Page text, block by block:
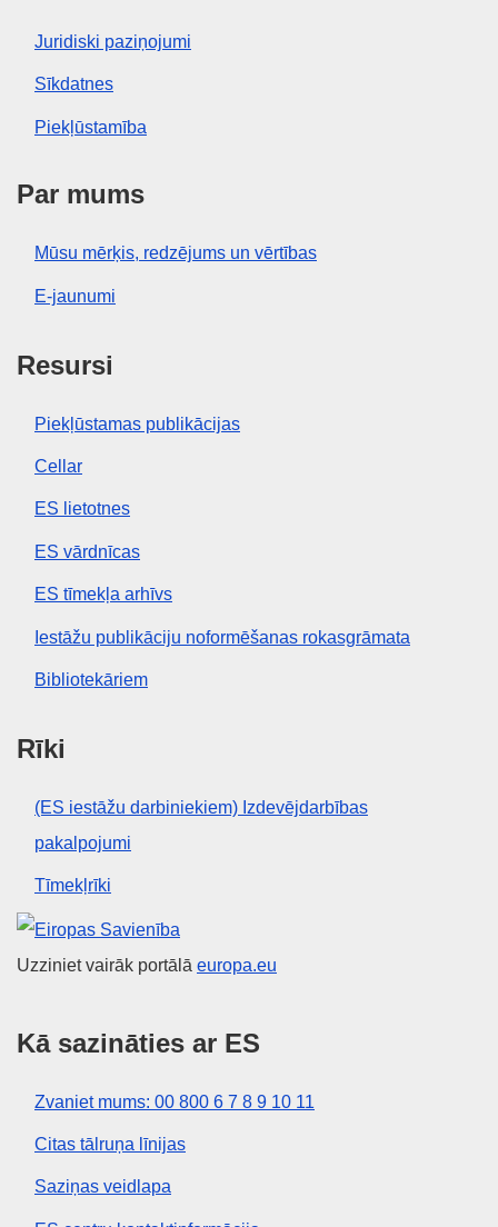
Juridiski paziņojumi
Sīkdatnes
Piekļūstamība
Par mums
Mūsu mērķis, redzējums un vērtības
E-jaunumi
Resursi
Piekļūstamas publikācijas
Cellar
ES lietotnes
ES vārdnīcas
ES tīmekļa arhīvs
Iestāžu publikāciju noformēšanas rokasgrāmata
Bibliotekāriem
Rīki
(ES iestāžu darbiniekiem) Izdevējdarbības
pakalpojumi
Tīmekļrīki
Eiropas Savienība
Uzziniet vairāk portālā europa.eu
Kā sazināties ar ES
Zvaniet mums: 00 800 6 7 8 9 10 11
Citas tālruņa līnijas
Saziņas veidlapa